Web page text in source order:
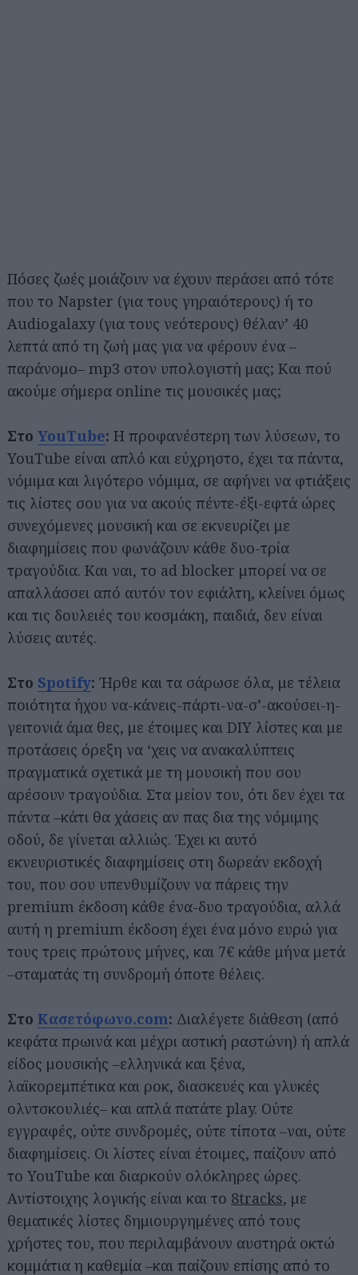
Πόσες ζωές μοιάζουν να έχουν περάσει από τότε
που το Napster (για τους γηραιότερους) ή το
Audiogalaxy (για τους νεότερους) θέλαν’ 40
λεπτά από τη ζωή μας για να φέρουν ένα –
παράνομο– mp3 στον υπολογιστή μας; Και πού
ακούμε σήμερα online τις μουσικές μας;
Στο YouTube: Η προφανέστερη των λύσεων, το
YouTube είναι απλό και εύχρηστο, έχει τα πάντα,
νόμιμα και λιγότερο νόμιμα, σε αφήνει να φτιάξεις
τις λίστες σου για να ακούς πέντε-έξι-εφτά ώρες
συνεχόμενες μουσική και σε εκνευρίζει με
διαφημίσεις που φωνάζουν κάθε δυο-τρία
τραγούδια. Και ναι, το ad blocker μπορεί να σε
απαλλάσσει από αυτόν τον εφιάλτη, κλείνει όμως
και τις δουλειές του κοσμάκη, παιδιά, δεν είναι
λύσεις αυτές.
Στο Spotify: Ήρθε και τα σάρωσε όλα, με τέλεια
ποιότητα ήχου να-κάνεις-πάρτι-να-σ’-ακούσει-η-
γειτονιά άμα θες, με έτοιμες και DIY λίστες και με
προτάσεις όρεξη να ‘χεις να ανακαλύπτεις
πραγματικά σχετικά με τη μουσική που σου
αρέσουν τραγούδια. Στα μείον του, ότι δεν έχει τα
πάντα –κάτι θα χάσεις αν πας δια της νόμιμης
οδού, δε γίνεται αλλιώς. Έχει κι αυτό
εκνευριστικές διαφημίσεις στη δωρεάν εκδοχή
του, που σου υπενθυμίζουν να πάρεις την
premium έκδοση κάθε ένα-δυο τραγούδια, αλλά
αυτή η premium έκδοση έχει ένα μόνο ευρώ για
τους τρεις πρώτους μήνες, και 7€ κάθε μήνα μετά
–σταματάς τη συνδρομή όποτε θέλεις.
Στο Κασετόφωνο.com: Διαλέγετε διάθεση (από
κεφάτα πρωινά και μέχρι αστική ραστώνη) ή απλά
είδος μουσικής –ελληνικά και ξένα,
λαϊκορεμπέτικα και ροκ, διασκευές και γλυκές
ολντσκουλιές– και απλά πατάτε play. Ούτε
εγγραφές, ούτε συνδρομές, ούτε τίποτα –ναι, ούτε
διαφημίσεις. Οι λίστες είναι έτοιμες, παίζουν από
το YouTube και διαρκούν ολόκληρες ώρες.
Αντίστοιχης λογικής είναι και το 8tracks, με
θεματικές λίστες δημιουργημένες από τους
χρήστες του, που περιλαμβάνουν αυστηρά οκτώ
κομμάτια η καθεμία –και παίζουν επίσης από το